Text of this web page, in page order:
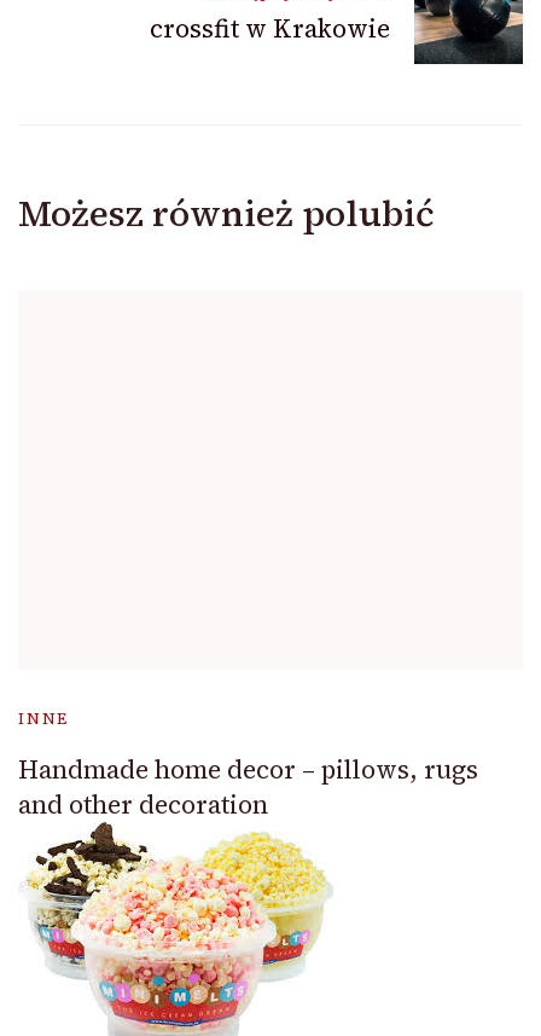
crossfit w Krakowie
Możesz również polubić
INNE
Handmade home decor – pillows, rugs
and other decoration